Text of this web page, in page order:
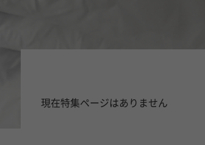
現在特集ページはありません